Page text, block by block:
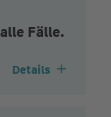
Fälle.
Details